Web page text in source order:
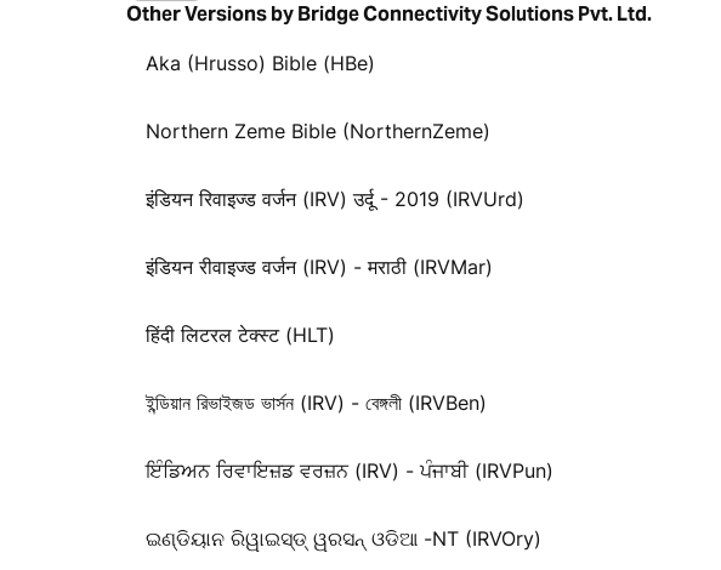
Other Versions by Bridge Connectivity Solutions Pvt. Ltd.
Aka (Hrusso) Bible (HBe)
Northern Zeme Bible (NorthernZeme)
इंडियन रिवाइज्ड वर्जन (IRV) उर्दू - 2019 (IRVUrd)
इंडियन रीवाइज्ड वर्जन (IRV) - मराठी (IRVMar)
हिंदी लिटरल टेक्स्ट (HLT)
ইন্ডিয়ান রিভাইজড ভার্সন (IRV) - বেঙ্গলী (IRVBen)
ਇੰਡਿਅਨ ਰਿਵਾਇਜ਼ਡ ਵਰਜ਼ਨ (IRV) - ਪੰਜਾਬੀ (IRVPun)
ଇଣ୍ଡିୟାନ ରିୱାଇସ୍ଡ୍ ୱରସନ୍ ଓଡିଆ -NT (IRVOry)